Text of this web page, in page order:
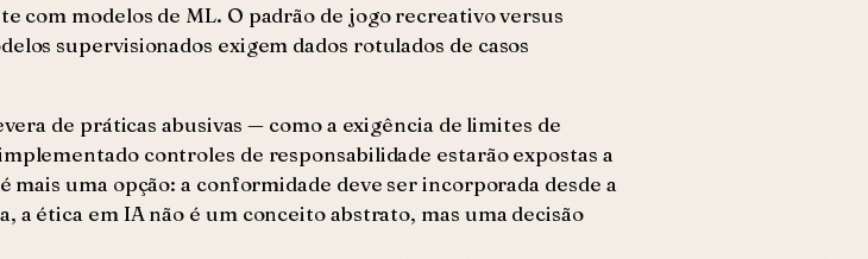
com modelos de ML. O padrão de jogo recreativo versus
supervisionados exigem dados rotulados de casos
de práticas abusivas — como a exigência de limites de
controles de responsabilidade estarão expostas a
uma opção: a conformidade deve ser incorporada desde a
ética em IA não é um conceito abstrato, mas uma decisão